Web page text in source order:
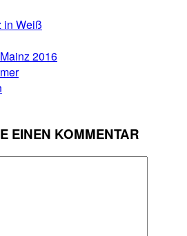
in Weiß
2016
EINEN KOMMENTAR